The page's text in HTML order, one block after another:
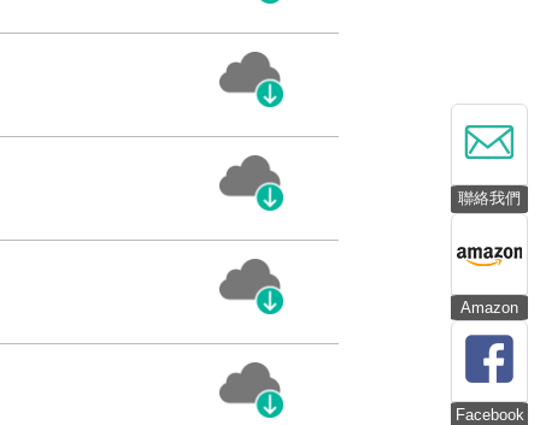
聯絡我們
Amazon
Facebook